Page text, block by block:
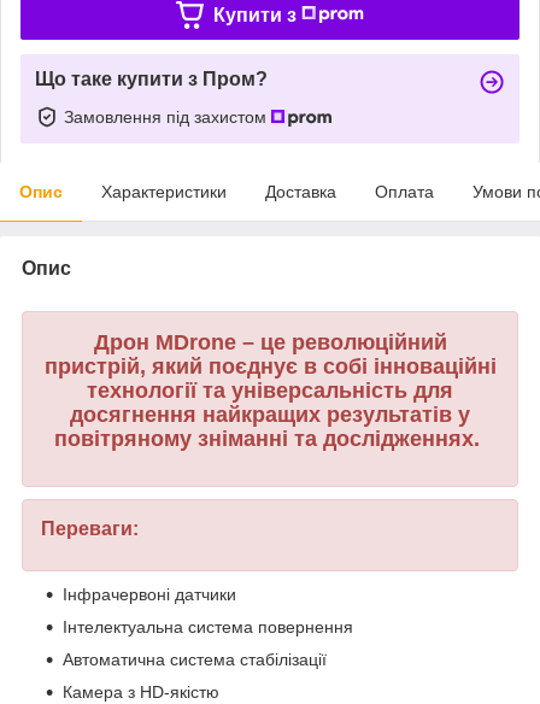
Купити з
Що таке купити з Пром?
Замовлення під захистом
Опис Характеристики Доставка Оплата Умови
Опис
Дрон MDrone – це революційний
пристрій, який поєднує в собі інноваційні
технології та універсальність для
досягнення найкращих результатів у
повітряному зніманні та дослідженнях.
Переваги:
Інфрачервоні датчики
Інтелектуальна система повернення
Автоматична система стабілізації
Камера з HD-якістю